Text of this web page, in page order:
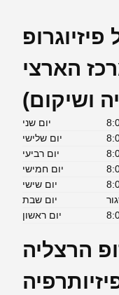
הארצי
ושיקום)
יום שני
יום שלישי
יום רביעי
יום חמישי
יום שישי
יום שבת
יום ראשון
הרצליה